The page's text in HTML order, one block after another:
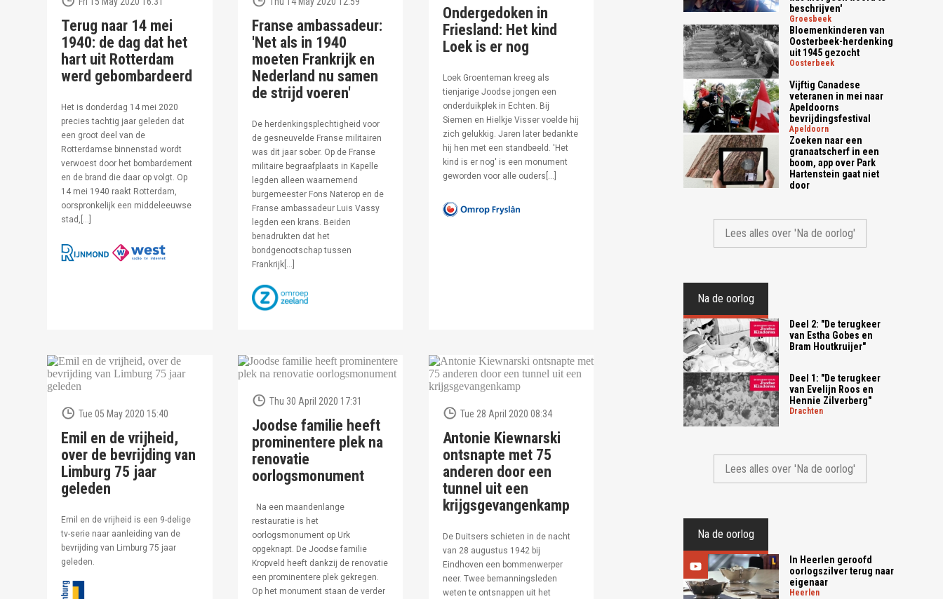
Terug naar 14 mei
1940: de dag dat het
hart uit Rotterdam
werd gebombardeerd
Het is donderdag 14 mei 2020
precies tachtig jaar geleden dat
een groot deel van de
Rotterdamse binnenstad wordt
verwoest door het bombardement
en de brand die daar op volgt. Op
14 mei 1940 raakt Rotterdam,
oorspronkelijk een middeleeuwse
stad,[…]
Franse ambassadeur:
'Net als in 1940
moeten Frankrijk en
Nederland nu samen
de strijd voeren'
De herdenkingsplechtigheid voor
de gesneuvelde Franse militairen
was dit jaar sober. Op de Franse
militaire begraafplaats in Kapelle
legden alleen waarnemend
burgemeester Fons Naterop en de
Franse ambassadeur Luis Vassy
legden een krans. Beiden
benadrukten dat het
bondgenootschap tussen
Frankrijk[…]
Ondergedoken in
Friesland: Het kind
Loek is er nog
Loek Groenteman kreeg als
tienjarige Joodse jongen een
onderduikplek in Echten. Bij
Siemen en Hielkje Visser voelde hij
zich gelukkig. Jaren later bedankte
hij hen met een standbeeld. 'Het
kind is er nog' is een monument
geworden voor alle ouders[…]
Tue 05 May 2020 15:40
Emil en de vrijheid,
over de bevrijding van
Limburg 75 jaar
geleden
Emil en de vrijheid is een 9-delige
tv-serie naar aanleiding van de
bevrijding van Limburg 75 jaar
geleden.
Thu 30 April 2020 17:31
Joodse familie heeft
prominentere plek na
renovatie
oorlogsmonument
Na een maandenlange
restauratie is het
oorlogsmonument op Urk
opgeknapt. De Joodse familie
Kropveld heeft dankzij de renovatie
een prominentere plek gekregen.
Op het monument staan de verder
Tue 28 April 2020 08:34
Antonie Kiewnarski
ontsnapte met 75
anderen door een
tunnel uit een
krijgsgevangenkamp
De Duitsers schieten in de nacht
van 28 augustus 1942 bij
Eindhoven een bommenwerper
neer. Twee bemanningsleden
weten te ontsnappen uit het
beschrijven'
groesbeek
Bloemenkinderen van
Oosterbeek-herdenking
uit 1945 gezocht
oosterbeek
Vijftig Canadese
veteranen in mei naar
Apeldoorns
bevrijdingsfestival
apeldoorn
Zoeken naar een
granaatscherf in een
boom, app over Park
Hartenstein gaat niet
door
Lees alles over 'Na de oorlog'
Na de oorlog
Deel 2: "De terugkeer
van Estha Gobes en
Bram Houtkruijer"
Deel 1: "De terugkeer
van Evelijn Roos en
Hennie Zilverberg"
drachten
Lees alles over 'Na de oorlog'
Na de oorlog
In Heerlen geroofd
oorlogszilver terug naar
eigenaar
heerlen